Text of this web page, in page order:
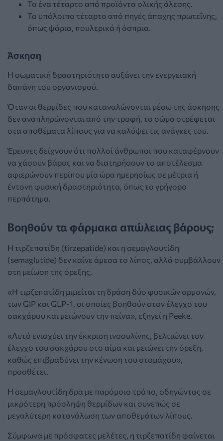
Το ένα τέταρτο από προϊόντα ολικής άλεσης.
Το υπόλοιπο τέταρτο από πηγές άπαχης πρωτεΐνης,
όπως ψάρια, πουλερικά ή όσπρια.
Άσκηση
Η σωματική δραστηριότητα αυξάνει την ενεργειακή
δαπάνη του οργανισμού.
Όταν οι θερμίδες που καταναλώνονται μέσω της άσκησης
δεν αναπληρώνονται από την τροφή, το σώμα στρέφεται
στα αποθέματα λίπους για να καλύψει τις ανάγκες του.
Έρευνες δείχνουν ότι πολλοί άνθρωποι που καταφέρνουν
να χάσουν βάρος και να διατηρήσουν το αποτέλεσμα
αφιερώνουν περίπου μία ώρα ημερησίως σε μέτρια ή
έντονη φυσική δραστηριότητα, όπως το γρήγορο
περπάτημα.
Βοηθούν τα φάρμακα απώλειας βάρους;
Η τιρζεπατίδη (tirzepatide) και η σεμαγλουτίδη
(semaglutide) δεν καίνε άμεσα το λίπος, αλλά συμβάλλουν
στη μείωση της όρεξης.
«Η τιρζεπατίδη μιμείται τη δράση δύο φυσικών ορμονών,
των GIP και GLP-1, οι οποίες βοηθούν στον έλεγχο του
σακχάρου και μειώνουν την πείνα», εξηγεί η Peeke.
«Αυτό ενισχύει την έκκριση ινσουλίνης, βελτιώνει τον
έλεγχο του σακχάρου στο αίμα και μειώνει την όρεξη,
καθώς επιβραδύνει την κένωση του στομάχου»,
προσθέτει.
Η σεμαγλουτίδη δρα με παρόμοιο τρόπο, οδηγώντας σε
μικρότερη πρόσληψη θερμίδων και συνεπώς σε
μεγαλύτερη κατανάλωση των αποθεμάτων λίπους.
Σύμφωνα με πρόσφατες μελέτες, η τιρζεπατίδη φαίνεται